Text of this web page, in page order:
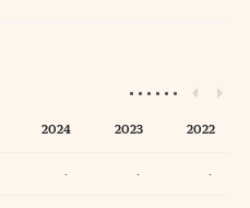
2024 2023 2022
· · ·